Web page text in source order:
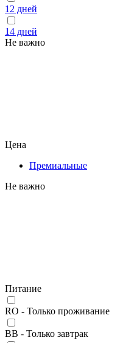
12 дней
14 дней
Не важно
Цена
Премиальные
Не важно
Питание
RO - Только проживание
BB - Только завтрак